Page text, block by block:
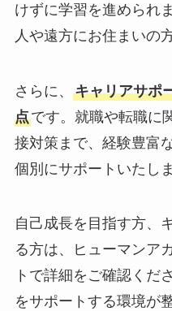
けずに学習を進められ
人や遠方にお住まいの
さらに、 キャリアサポ
点です。就職や転職に
接対策まで、経験豊富
個別にサポートいたしま
自己成長を目指す方、
る方は、ヒューマンア
トで詳細をご確認くだ
をサポートする環境が